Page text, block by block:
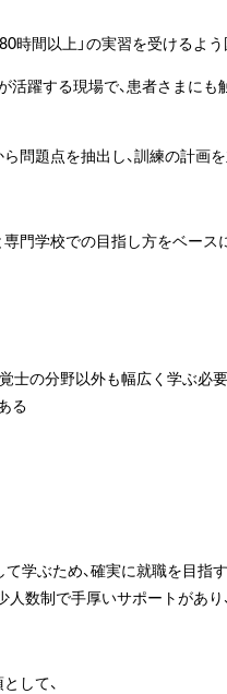
時間以上」の実習を受けるよ
活躍する現場で、患者さまに
ら問題点を抽出し、訓練の計画
専門学校での目指し方をベース
士の分野以外も幅広く学ぶ必
し、その
心の授業
学ぶため、確実に就職を目指
数制で手厚いサポートがあ
して、